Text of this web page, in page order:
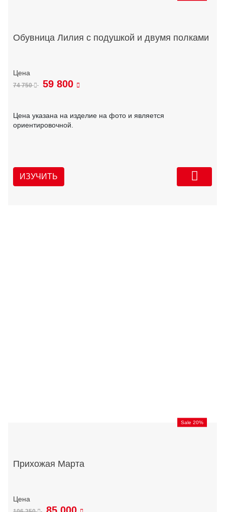
Обувница Лилия с подушкой и двумя полками
74 750 59 800
Цена указана на изделие на фото и является
ориентировочной.
ИЗУЧИТЬ
Sale 20%
Прихожая Марта